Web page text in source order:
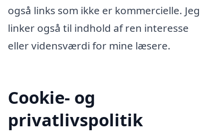
også links som ikke er kommercielle. Jeg
linker også til indhold af ren interesse
eller vidensværdi for mine læsere.
Cookie- og
privatlivspolitik